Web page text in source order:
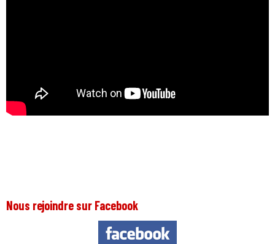
Nous rejoindre sur Facebook